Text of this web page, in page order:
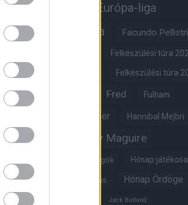
Erik ten Hag Európa-liga
Everton FA-kupa Facundo Pellistri
Felkészülési túra
Felkészülési túra 2024 Felkészülési túra
Felkészülési túra 2026 Fred Fulham
Glazer Hannibal Mejbri
Harry Amass Harry Maguire
Híres magyar Vörös Ördögök Hónap játékosa
Hónap legjobbja szavazás Hónap Ördöge
Hull City Jack Butland